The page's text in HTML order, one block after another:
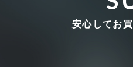
安心してお